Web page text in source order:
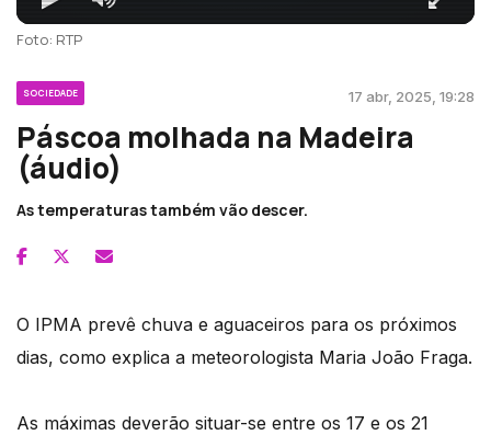
Foto: RTP
SOCIEDADE 17 abr, 2025, 19:28
Páscoa molhada na Madeira
(áudio)
As temperaturas também vão descer.
O IPMA prevê chuva e aguaceiros para os próximos
dias, como explica a meteorologista Maria João Fraga.
As máximas deverão situar-se entre os 17 e os 21